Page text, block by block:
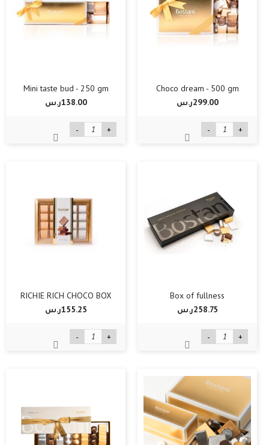
Choco dream - 500 gm
299.00ر.س‏
- +
Mini taste bud - 250 gm
138.00ر.س‏
- +
Box of fullness
258.75ر.س‏
- +
RICHIE RICH CHOCO BOX
155.25ر.س‏
- +